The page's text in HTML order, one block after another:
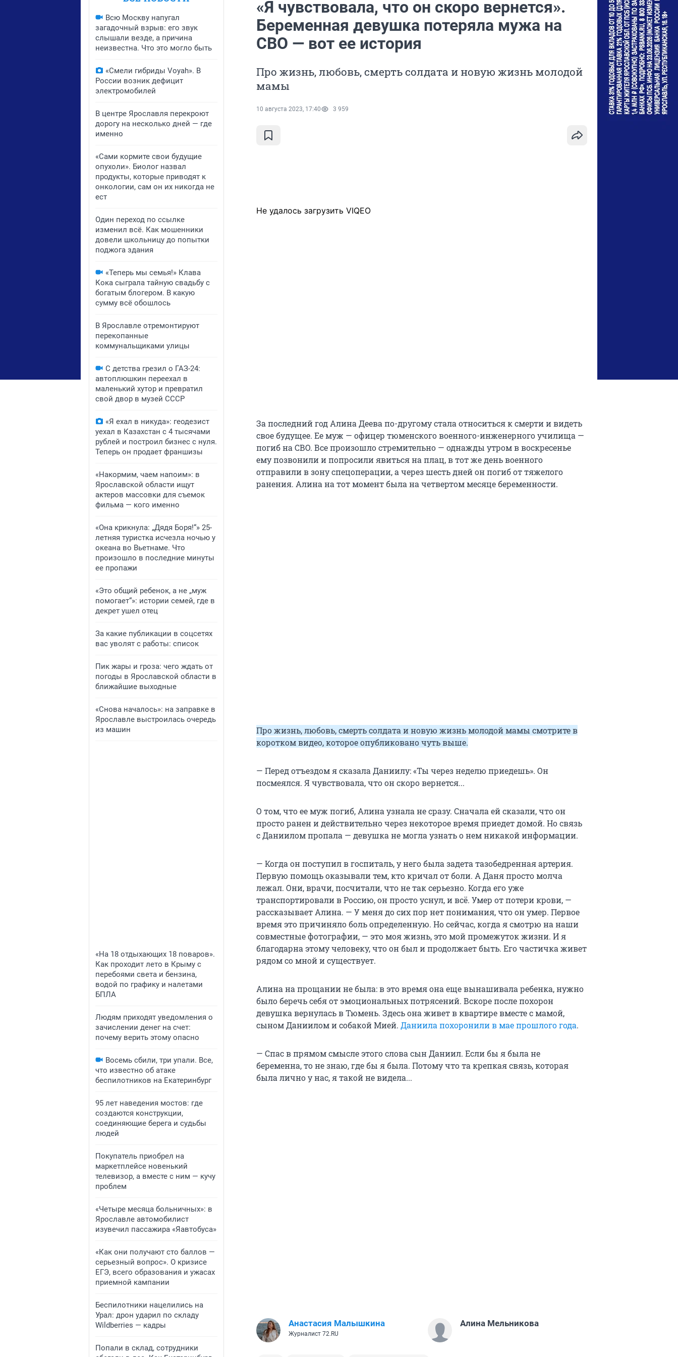
Всю Москву напугал
загадочный взрыв: его звук
слышали везде, а причина
неизвестна. Что это могло быть
«Смели гибриды Voyah». В
России возник дефицит
электромобилей
В центре Ярославля перекроют
дорогу на несколько дней — где
именно
«Сами кормите свои будущие
опухоли». Биолог назвал
продукты, которые приводят к
онкологии, сам он их никогда не
ест
Один переход по ссылке
изменил всё. Как мошенники
довели школьницу до попытки
поджога здания
«Теперь мы семья!» Клава
Кока сыграла тайную свадьбу с
богатым блогером. В какую
сумму всё обошлось
В Ярославле отремонтируют
перекопанные
коммунальщиками улицы
С детства грезил о ГАЗ-24:
автоплюшкин переехал в
маленький хутор и превратил
свой двор в музей СССР
«Я ехал в никуда»: геодезист
уехал в Казахстан с 4 тысячами
рублей и построил бизнес с нуля.
Теперь он продает франшизы
«Накормим, чаем напоим»: в
Ярославской области ищут
актеров массовки для съемок
фильма — кого именно
«Она крикнула: „Дядя Боря!“» 25-
летняя туристка исчезла ночью у
океана во Вьетнаме. Что
произошло в последние минуты
ее пропажи
«Это общий ребенок, а не „муж
помогает“»: истории семей, где в
декрет ушел отец
За какие публикации в соцсетях
вас уволят с работы: список
Пик жары и гроза: чего ждать от
погоды в Ярославской области в
ближайшие выходные
«Снова началось»: на заправке в
Ярославле выстроилась очередь
из машин
«На 18 отдыхающих 18 поваров».
Как проходит лето в Крыму с
перебоями света и бензина,
водой по графику и налетами
БПЛА
Людям приходят уведомления о
зачислении денег на счет:
почему верить этому опасно
Восемь сбили, три упали. Все,
что известно об атаке
беспилотников на Екатеринбург
95 лет наведения мостов: где
создаются конструкции,
соединяющие берега и судьбы
людей
Покупатель приобрел на
маркетплейсе новенький
телевизор, а вместе с ним — кучу
проблем
«Четыре месяца больничных»: в
Ярославле автомобилист
изувечил пассажира «Яавтобуса»
«Как они получают сто баллов —
серьезный вопрос». О кризисе
ЕГЭ, всего образования и ужасах
приемной кампании
Беспилотники нацелились на
Урал: дрон ударил по складу
Wildberries — кадры
Попали в склад, сотрудники
«Я чувствовала, что он скоро вернется».
Беременная девушка потеряла мужа на
СВО — вот ее история
Про жизнь, любовь, смерть солдата и новую жизнь молодой
мамы
10 августа 2023, 17:40 3 959
Не удалось загрузить VIQEO
За последний год Алина Деева по-другому стала относиться к смерти и видеть
свое будущее. Ее муж — офицер тюменского военного-инженерного училища —
погиб на СВО. Все произошло стремительно — однажды утром в воскресенье
ему позвонили и попросили явиться на плац, в тот же день военного
отправили в зону спецоперации, а через шесть дней он погиб от тяжелого
ранения. Алина на тот момент была на четвертом месяце беременности.
Про жизнь, любовь, смерть солдата и новую жизнь молодой мамы смотрите в
коротком видео, которое опубликовано чуть выше.
— Перед отъездом я сказала Даниилу: «Ты через неделю приедешь». Он
посмеялся. Я чувствовала, что он скоро вернется...
О том, что ее муж погиб, Алина узнала не сразу. Сначала ей сказали, что он
просто ранен и действительно через некоторое время приедет домой. Но связь
с Даниилом пропала — девушка не могла узнать о нем никакой информации.
— Когда он поступил в госпиталь, у него была задета тазобедренная артерия.
Первую помощь оказывали тем, кто кричал от боли. А Даня просто молча
лежал. Они, врачи, посчитали, что не так серьезно. Когда его уже
транспортировали в Россию, он просто уснул, и всё. Умер от потери крови, —
рассказывает Алина. — У меня до сих пор нет понимания, что он умер. Первое
время это причиняло боль определенную. Но сейчас, когда я смотрю на наши
совместные фотографии, — это моя жизнь, это мой промежуток жизни. И я
благодарна этому человеку, что он был и продолжает быть. Его частичка живет
рядом со мной и существует.
Алина на прощании не была: в это время она еще вынашивала ребенка, нужно
было беречь себя от эмоциональных потрясений. Вскоре после похорон
девушка вернулась в Тюмень. Здесь она живет в квартире вместе с мамой,
сыном Даниилом и собакой Мией. Даниила похоронили в мае прошлого года.
— Спас в прямом смысле этого слова сын Даниил. Если бы я была не
беременна, то не знаю, где бы я была. Потому что та крепкая связь, которая
была лично у нас, я такой не видела...
Анастасия Малышкина
Журналист 72.RU
Алина Мельникова